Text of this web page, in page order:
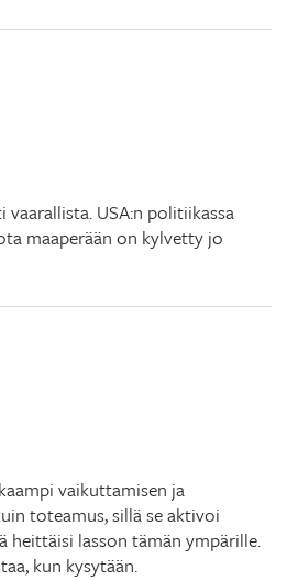
USA:n politiikassa
maaperään on kylvetty jo
vaikuttamisen ja
toteamus, sillä se aktivoi
heittäisi lasson tämän ympärille.
kun kysytään.